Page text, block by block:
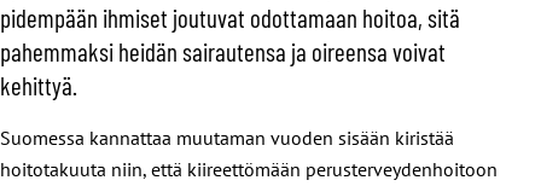
pidempään ihmiset joutuvat odottamaan hoitoa, sitä
pahemmaksi heidän sairautensa ja oireensa voivat
kehittyä.
Suomessa kannattaa muutaman vuoden sisään kiristää
hoitotakuuta niin, että kiireettömään perusterveydenhoitoon